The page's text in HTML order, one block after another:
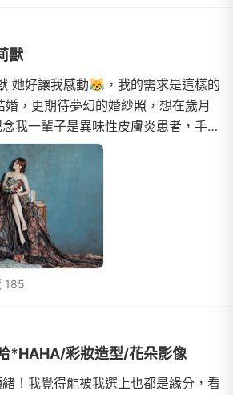
獸
她好讓我感動😹，我的需求是這樣的
，更期待夢幻的婚紗照，想在歲月
我一輩子是異味性皮膚炎患者，手腳
我永遠都穿長褲，球鞋包起來，看到
很羨慕我說我要拍一張露腿的，來圓
修，不然我沒有自信#艾莉神獸一定
說不要浪費錢，拍完根本不會再拿出
185
*HAHA/彩妝造型/花朵影像
！我覺得能被我選上也都是緣分，看